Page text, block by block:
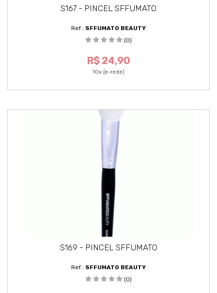
S167 - PINCEL SFFUMATO
Ref.: SFFUMATO BEAUTY
(0)
R$ 24,90
10x (e-rede)
S169 - PINCEL SFFUMATO
Ref.: SFFUMATO BEAUTY
(0)